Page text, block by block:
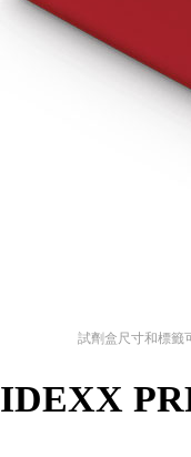
試劑盒尺寸和標籤
IDEXX